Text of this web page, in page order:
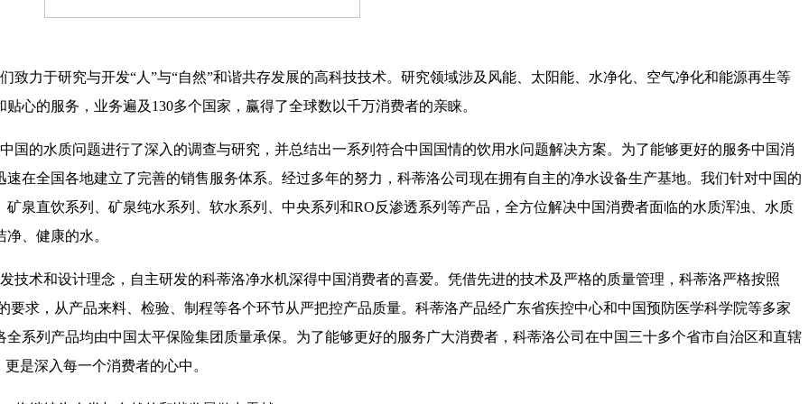
致力于研究与开发“人”与“自然”和谐共存发展的高科技技术。研究领域涉及风能、太阳能、水净化、空气净化和能源再生等
心的服务，业务遍及130多个国家，赢得了全球数以千万消费者的亲睐。
的水质问题进行了深入的调查与研究，并总结出一系列符合中国国情的饮用水问题解决方案。为了能够更好的服务中国消
在全国各地建立了完善的销售服务体系。经过多年的努力，科蒂洛公司现在拥有自主的净水设备生产基地。我们针对中国的
泉直饮系列、矿泉纯水系列、软水系列、中央系列和RO反渗透系列等产品，全方位解决中国消费者面临的水质浑浊、水质
、健康的水。
术和设计理念，自主研发的科蒂洛净水机深得中国消费者的喜爱。凭借先进的技术及严格的质量管理，科蒂洛严格按照
要求，从产品来料、检验、制程等各个环节从严把控产品质量。科蒂洛产品经广东省疾控中心和中国预防医学科学院等多家
系列产品均由中国太平保险集团质量承保。为了能够更好的服务广大消费者，科蒂洛公司在中国三十多个省市自治区和直辖
是深入每一个消费者的心中。